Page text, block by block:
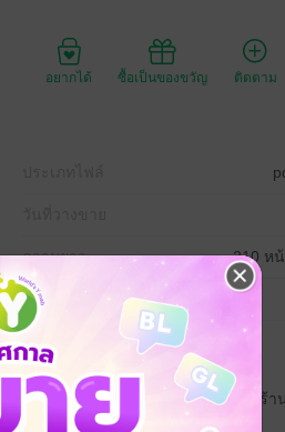
อยากได้ ซื้อเป็นของขวัญ ติดตาม
ความยาว 210 ห
ราคาปก
ปิดใหม่ได้ไม่นานนักแต่ติดปัญหาตรงที่ร้า